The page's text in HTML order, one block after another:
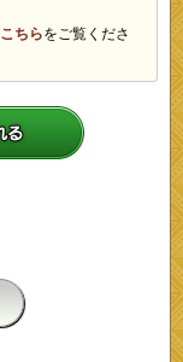
こちらをご覧くださ